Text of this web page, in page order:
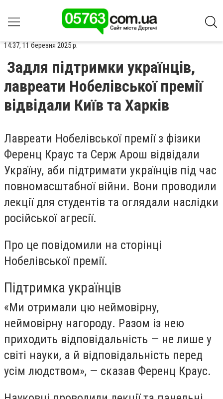
14:37, 11 березня 2025 р.
Задля підтримки українців,
лавреати Нобелівської премії
відвідали Київ та Харків
Лавреати Нобелівської премії з фізики
Ференц Краус та Серж Арош відвідали
Україну, аби підтримати українців під час
повномасштабної війни. Вони проводили
лекції для студентів та оглядали наслідки
російської агресії.
Про це повідомили на сторінці
Нобелівської премії.
Підтримка українців
«Ми отримали цю неймовірну,
неймовірну нагороду. Разом із нею
приходить відповідальність — не лише у
світі науки, а й відповідальність перед
усім людством», — сказав Ференц Краус.